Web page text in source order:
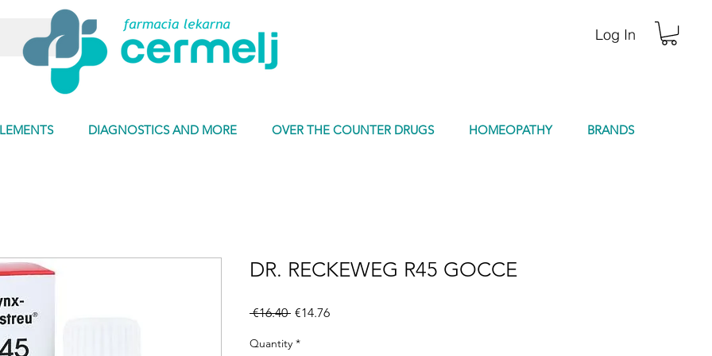
Log In
DIAGNOSTICS AND MORE OVER THE COUNTER DRUGS HOMEOPATHY BRANDS
DR. RECKEWEG R45 GOCCE
€16.40 Regular
€14.76Sale
Quantity *